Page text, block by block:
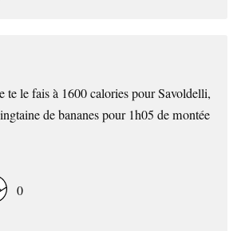
te le fais à 1600 calories pour Savoldelli,
de bananes pour 1h05 de montée
0